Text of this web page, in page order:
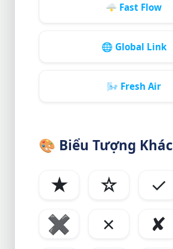
🌩️ Fast Flow
🌐 Global Link
🌬️ Fresh Air
🎨 Biểu Tượng Khác
★ ☆ ✓
✖
✗ ✘